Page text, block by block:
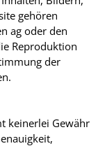
gehören
ag oder den
Reproduktion
der
keinerlei Gewähr